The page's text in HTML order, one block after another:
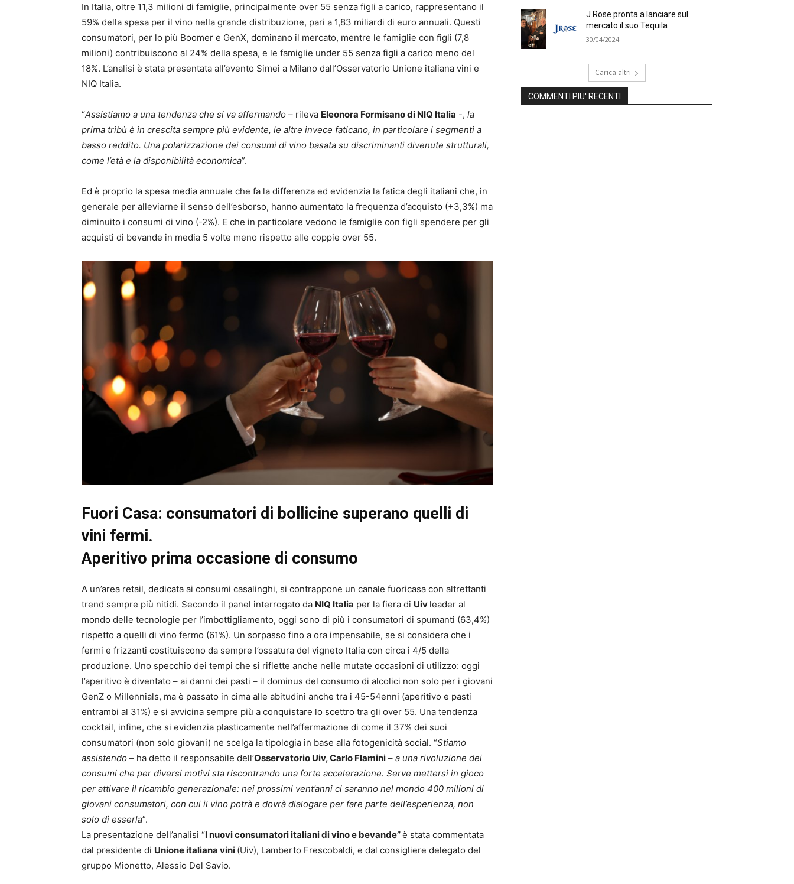
In Italia, oltre 11,3 milioni di famiglie, principalmente over 55 senza figli a carico, rappresentano il
59% della spesa per il vino nella grande distribuzione, pari a 1,83 miliardi di euro annuali. Questi
consumatori, per lo più Boomer e GenX, dominano il mercato, mentre le famiglie con figli (7,8
milioni) contribuiscono al 24% della spesa, e le famiglie under 55 senza figli a carico meno del
18%. L’analisi è stata presentata all’evento Simei a Milano dall’Osservatorio Unione italiana vini e
NIQ Italia.
“Assistiamo a una tendenza che si va affermando – rileva Eleonora Formisano di NIQ Italia -, la
prima tribù è in crescita sempre più evidente, le altre invece faticano, in particolare i segmenti a
basso reddito. Una polarizzazione dei consumi di vino basata su discriminanti divenute strutturali,
come l’età e la disponibilità economica”.
Ed è proprio la spesa media annuale che fa la differenza ed evidenzia la fatica degli italiani che, in
generale per alleviarne il senso dell’esborso, hanno aumentato la frequenza d’acquisto (+3,3%) ma
diminuito i consumi di vino (-2%). E che in particolare vedono le famiglie con figli spendere per gli
acquisti di bevande in media 5 volte meno rispetto alle coppie over 55.
Fuori Casa: consumatori di bollicine superano quelli di
vini fermi.
Aperitivo prima occasione di consumo
A un’area retail, dedicata ai consumi casalinghi, si contrappone un canale fuoricasa con altrettanti
trend sempre più nitidi. Secondo il panel interrogato da NIQ Italia per la fiera di Uiv leader al
mondo delle tecnologie per l’imbottigliamento, oggi sono di più i consumatori di spumanti (63,4%)
rispetto a quelli di vino fermo (61%). Un sorpasso fino a ora impensabile, se si considera che i
fermi e frizzanti costituiscono da sempre l’ossatura del vigneto Italia con circa i 4/5 della
produzione. Uno specchio dei tempi che si riflette anche nelle mutate occasioni di utilizzo: oggi
l’aperitivo è diventato – ai danni dei pasti – il dominus del consumo di alcolici non solo per i giovani
GenZ o Millennials, ma è passato in cima alle abitudini anche tra i 45-54enni (aperitivo e pasti
entrambi al 31%) e si avvicina sempre più a conquistare lo scettro tra gli over 55. Una tendenza
cocktail, infine, che si evidenzia plasticamente nell’affermazione di come il 37% dei suoi
consumatori (non solo giovani) ne scelga la tipologia in base alla fotogenicità social. “Stiamo
assistendo – ha detto il responsabile dell’Osservatorio Uiv, Carlo Flamini – a una rivoluzione dei
consumi che per diversi motivi sta riscontrando una forte accelerazione. Serve mettersi in gioco
per attivare il ricambio generazionale: nei prossimi vent’anni ci saranno nel mondo 400 milioni di
giovani consumatori, con cui il vino potrà e dovrà dialogare per fare parte dell’esperienza, non
solo di esserla”.
La presentazione dell’analisi “I nuovi consumatori italiani di vino e bevande”è stata commentata
dal presidente di Unione italiana vini (Uiv), Lamberto Frescobaldi, e dal consigliere delegato del
gruppo Mionetto, Alessio Del Savio.
J.Rose pronta a lanciare sul
mercato il suo Tequila
30/04/2024
Carica altri
COMMENTI PIU' RECENTI